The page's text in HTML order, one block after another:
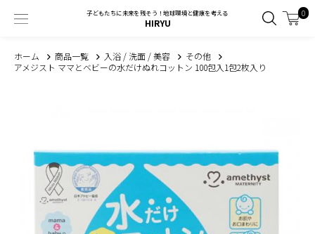
子どもたちに未来を残そう！地球環境と健康を考える
HIRYU
0
ホーム 商品一覧 入浴 / 洗面 / 美容
その他
アメジスト ママとベビーの水だけぬれコットン 100包入1包2枚入り